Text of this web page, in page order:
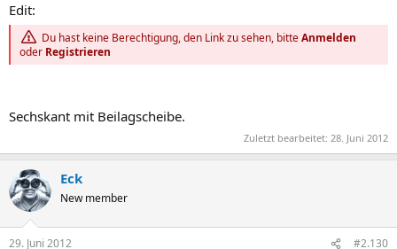
Edit:
Du hast keine Berechtigung, den Link zu sehen, bitteAnmelden
oder Registrieren
Sechskant mit Beilagscheibe.
Zuletzt bearbeitet: 28. Juni 2012
Eck
New member
29. Juni 2012 #2.130